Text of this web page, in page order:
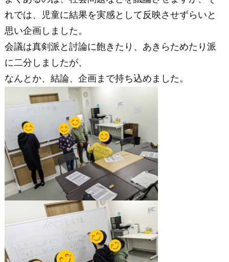
れでは、児童に結果を実感として反映させずらいと
思い企画しました。
会議は真剣派と討論に飽きたり、あきらためたり派
に二分しましたが、
なんとか、結論、企画まで持ち込めました。